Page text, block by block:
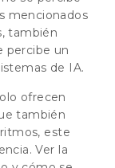
mencionados
también
percibe un
de IA.
ofrecen
también
este
Ver la